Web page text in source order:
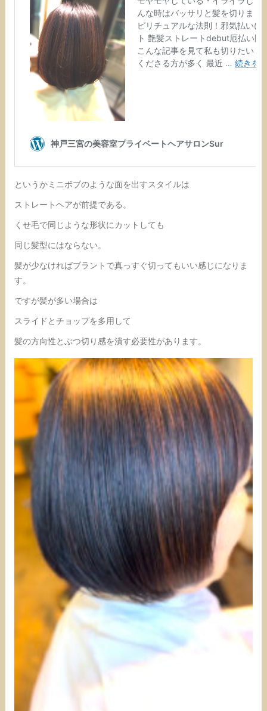
というかミニボブのような面を出すスタイルは
ストレートヘアが前提である。
くせ毛で同じような形状にカットしても
同じ髪型にはならない。
髪が少なければブラントで真っすぐ切ってもいい感じになりま
す。
ですが髪が多い場合は
スライドとチョップを多用して
髪の方向性とぶつ切り感を潰す必要性があります。